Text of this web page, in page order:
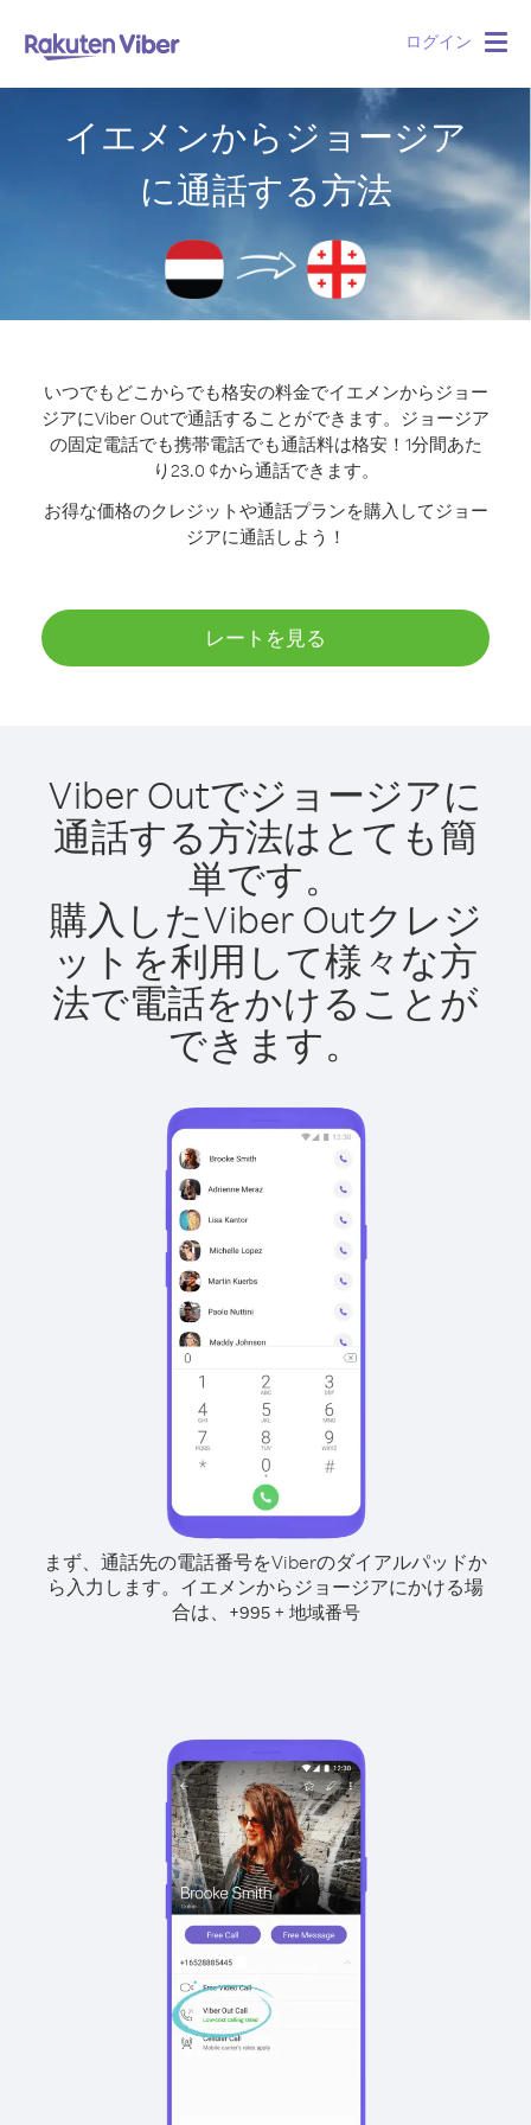
ログイン
イエメンからジョージア
に通話する方法
いつでもどこからでも格安の料金でイエメンからジョー
ジアにViber Outで通話することができます。 ジョージア
の固定電話でも携帯電話でも通話料は格安！1分間あた
り23.0 ¢から通話できます。
お得な価格のクレジットや通話プランを購入してジョー
ジアに通話しよう！
レートを見る
Viber Outでジョージアに
通話する方法はとても簡
単です。
購入したViber Outクレジ
ットを利用して様々な方
法で電話をかけることが
できます。
まず、通話先の電話番号をViberのダイアルパッドか
ら入力します。 イエメンからジョージアにかける場
合は、
+995+ 地域番号